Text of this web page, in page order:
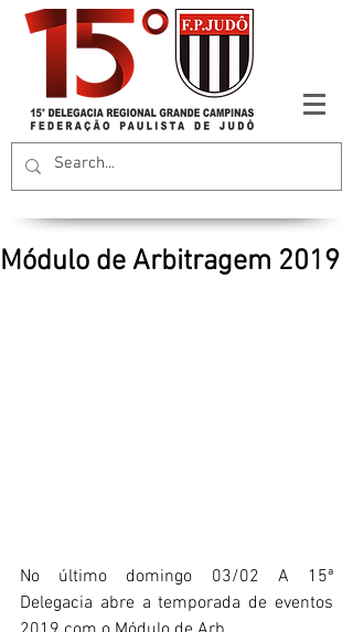
Módulo de Arbitragem 2019
No último domingo 03/02 A 15ª
Delegacia abre a temporada de eventos